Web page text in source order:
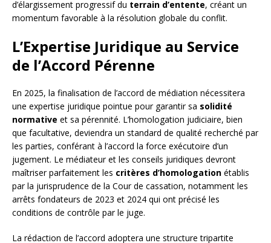
d’élargissement progressif du terrain d’entente, créant un
momentum favorable à la résolution globale du conflit.
L’Expertise Juridique au Service
de l’Accord Pérenne
En 2025, la finalisation de l’accord de médiation nécessitera
une expertise juridique pointue pour garantir sa solidité
normative et sa pérennité. L’homologation judiciaire, bien
que facultative, deviendra un standard de qualité recherché par
les parties, conférant à l’accord la force exécutoire d’un
jugement. Le médiateur et les conseils juridiques devront
maîtriser parfaitement les critères d’homologation établis
par la jurisprudence de la Cour de cassation, notamment les
arrêts fondateurs de 2023 et 2024 qui ont précisé les
conditions de contrôle par le juge.
La rédaction de l’accord adoptera une structure tripartite